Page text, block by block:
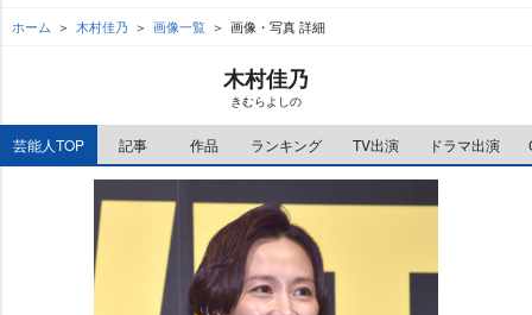
ホーム 木村佳乃 画像一覧 画像・写真 詳細
木村佳乃
きむらよしの
芸能人TOP 記事 作品 ランキング TV出演 ドラマ出演